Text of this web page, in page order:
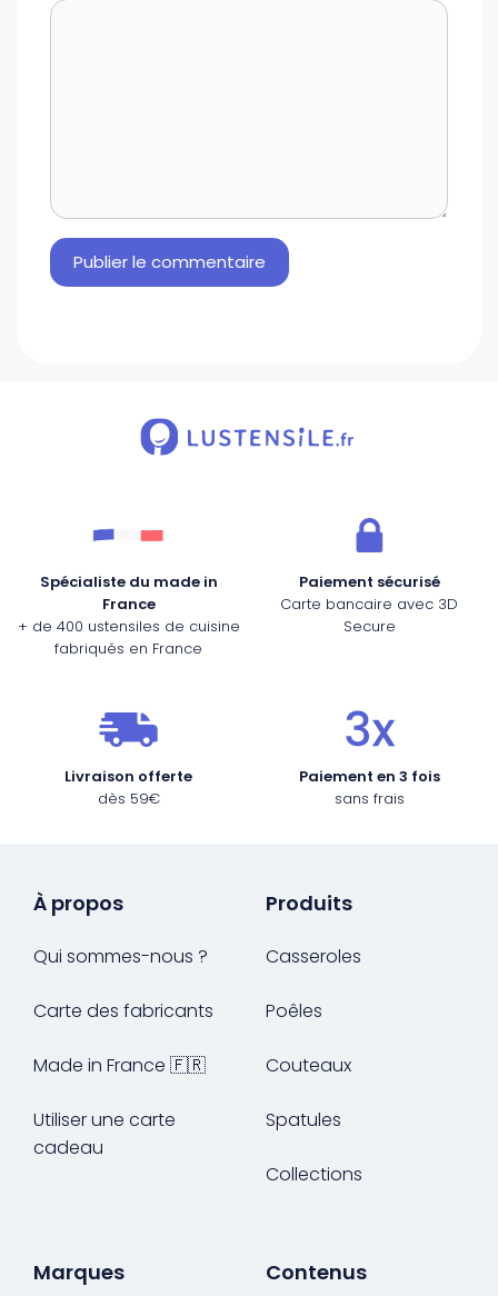
Spécialiste du made in
France
+ de 400 ustensiles de cuisine
fabriqués en France
Paiement sécurisé
Carte bancaire avec 3D
Secure
Livraison offerte
dès 59€
Paiement en 3 fois
sans frais
À propos
Qui sommes-nous ?
Carte des fabricants
Made in France 🇫🇷
Utiliser une carte
cadeau
Produits
Casseroles
Poêles
Couteaux
Spatules
Collections
Marques Contenus